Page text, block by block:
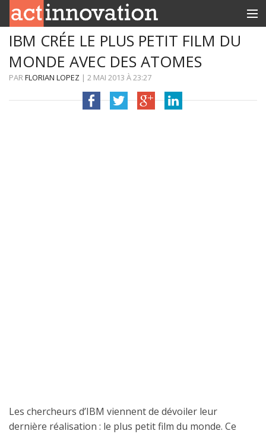
RUBRIQUES
INNOBOX
IBM CRÉE LE PLUS PETIT FILM DU
MONDE AVEC DES ATOMES
PARFLORIAN LOPEZ | 2 MAI 2013 À23:27
Les chercheurs d’IBM viennent de dévoiler leur
dernière réalisation : le plus petit film du monde. Ce